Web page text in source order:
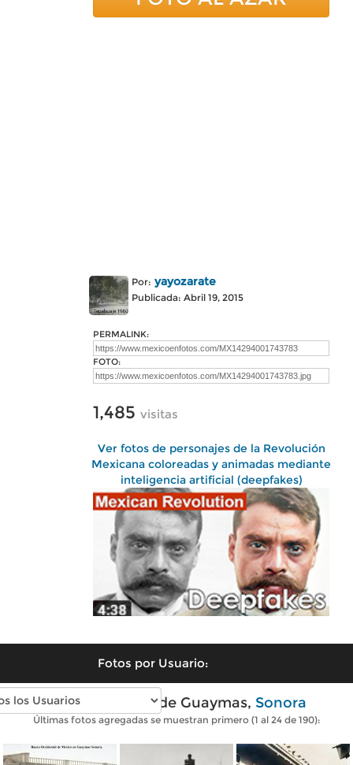
Por: yayozarate
Publicada: Abril 19, 2015
PERMALINK:
FOTO:
1,485 visitas
Ver fotos de personajes de la Revolución
Mexicana coloreadas y animadas mediante
inteligencia artificial (deepfakes)
Fotos por Usuario:
Fotos antiguas de Guaymas, Sonora
Últimas fotos agregadas se muestran primero (1 al 24 de 190):